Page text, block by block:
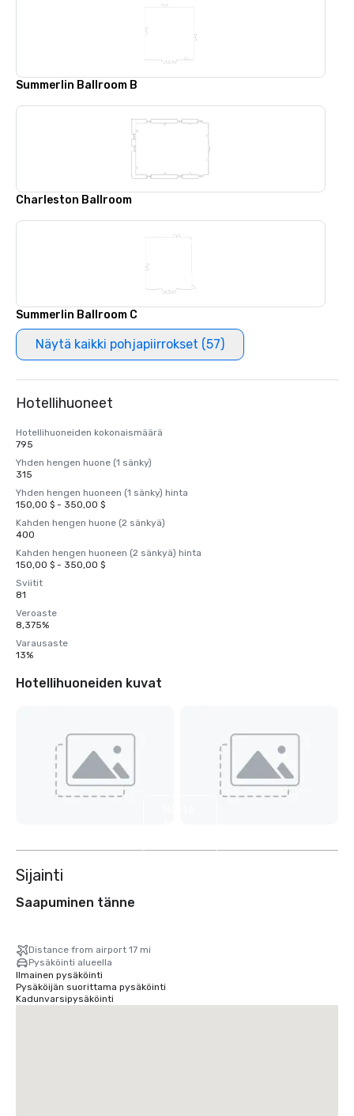
Summerlin Ballroom B
Charleston Ballroom
Summerlin Ballroom C
Näytä kaikki pohjapiirrokset (57)
Hotellihuoneet
Hotellihuoneiden kokonaismäärä
795
Yhden hengen huone (1 sänky)
315
Yhden hengen huoneen (1 sänky) hinta
150,00 $ - 350,00 $
Kahden hengen huone (2 sänkyä)
400
Kahden hengen huoneen (2 sänkyä) hinta
150,00 $ - 350,00 $
Sviitit
81
Veroaste
8,375%
Varausaste
13%
Hotellihuoneiden kuvat
Sijainti
Saapuminen tänne
Distance from airport 17 mi
Pysäköinti alueella
Ilmainen pysäköinti
Pysäköijän suorittama pysäköinti
Kadunvarsipysäköinti